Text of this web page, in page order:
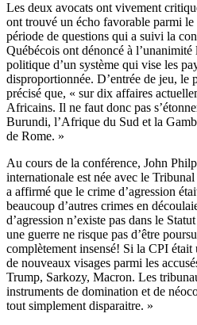
Les deux avocats ont vivement
ont trouvé un écho favorable parmi
période de questions qui a suivi la
Québécois ont dénoncé à
politique d’un système qui vise les
disproportionnée. D’entrée de jeu, le
précisé que, « sur dix affaires
Africains. Il ne faut donc pas
Burundi, l’Afrique du Sud et la
de Rome. »
Au cours de la conférence, John
internationale est née avec le
a affirmé que le crime d’agression
beaucoup d’autres crimes en
d’agression n’existe pas dans le
une guerre ne risque pas d’être
complètement insensé! Si la CPI
de nouveaux visages parmi les
Trump, Sarkozy, Macron. Les
instruments de domination et de
tout simplement disparaitre. »